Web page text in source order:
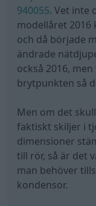
Pga denna
jag är rätt
googlar jag på
är till r134a oxå
940055. Vet inte
modellåret 2016
och då började
ändrade
också 2016,
brytpunkten så
Men om det
faktiskt skiljer i
dimensioner
till rör, så är det
man behöver
kondensor.